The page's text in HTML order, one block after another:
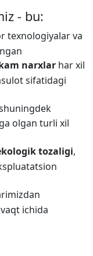
- bu:
texnologiyalar va
narxlar har xil
sifatidagi
olgan turli xil
tozaligi,
ichida